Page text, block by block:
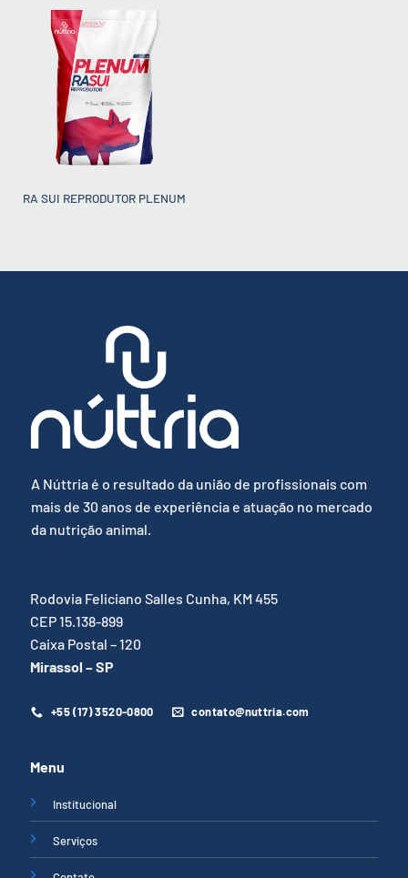
RA SUI REPRODUTOR PLENUM
A Núttria é o resultado da união de profissionais com
mais de 30 anos de experiência e atuação no mercado
da nutrição animal.
Rodovia Feliciano Salles Cunha, KM 455
CEP 15.138-899
Caixa Postal – 120
Mirassol – SP
+55 (17) 3520-0800 contato@nuttria.com
Menu
Institucional
Serviços